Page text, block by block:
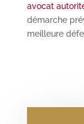
avocat
démarche
meilleure